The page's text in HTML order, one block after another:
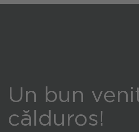
Global (English)
Un bun
călduros!